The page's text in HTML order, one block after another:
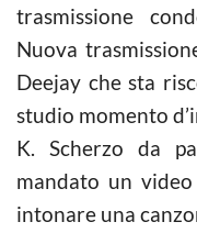
trasmissione
Nuova
Deejay che sta
studio momento
K. Scherzo da
mandato un
intonare una